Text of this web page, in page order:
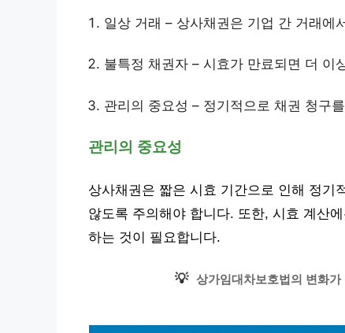
일상 거래 – 상사채권은 기업 간 거래에
불특정 채권자 – 시효가 만료되면 더 이
관리의 중요성 – 정기적으로 채권 청구
관리의 중요성
상사채권은 짧은 시효 기간으로 인해 정기
않도록 주의해야 합니다. 또한, 시효 계산
하는 것이 필요합니다.
💡 상가임대차보호법의 변화